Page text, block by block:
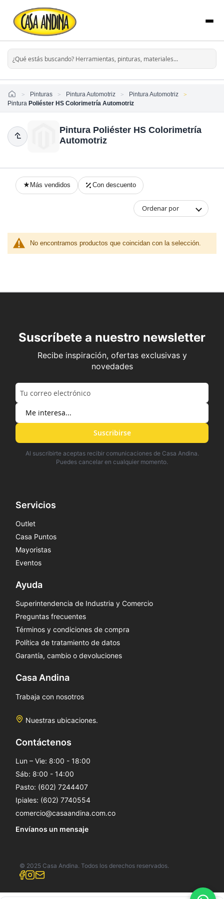
HomePinturas Pintura Automotriz
Pintura Automotriz
Pintura Poliéster HS Colorimetría Automotriz
Pintura Poliéster HS Colorimetría
Automotriz
Más vendidos Con descuento
Ordenar por
No encontramos productos que coincidan con la selección.
Suscríbete a nuestro newsletter
Recibe inspiración, ofertas exclusivas y
novedades
Suscribirse
Al suscribirte aceptas recibir comunicaciones de Casa Andina.
Puedes cancelar en cualquier momento.
Servicios
Outlet
Casa Puntos
Mayoristas
Eventos
Ayuda
Superintendencia de Industria y Comercio
Preguntas frecuentes
Términos y condiciones de compra
Política de tratamiento de datos
Garantía, cambio o devoluciones
Casa Andina
Trabaja con nosotros
Nuestras ubicaciones.
Contáctenos
Lun – Vie: 8:00 - 18:00
Sáb: 8:00 - 14:00
Pasto: (602) 7244407
Ipiales: (602) 7740554
comercio@casaandina.com.co
Envíanos un mensaje
© 2025 Casa Andina. Todos los derechos reservados.